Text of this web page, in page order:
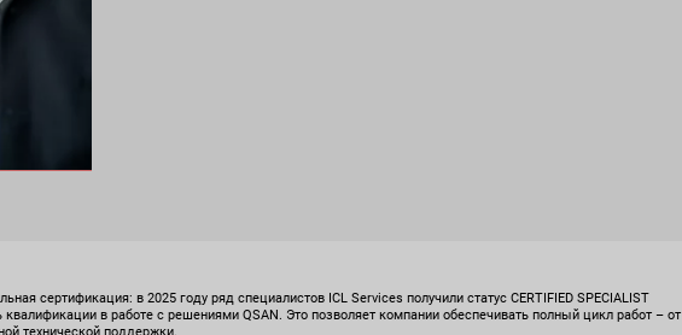
сертификация: в 2025 году ряд специалистов ICL Services получили статус CERTIFIED SPECIALIST
в работе с решениями QSAN. Это позволяет компании обеспечивать полный цикл работ – от